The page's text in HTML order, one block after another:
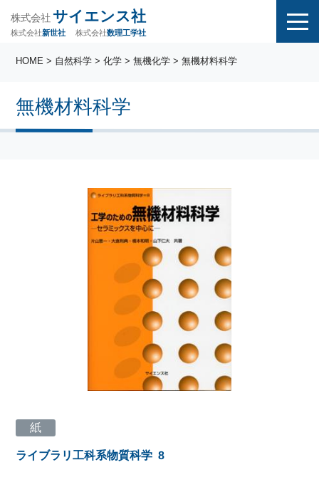
株式会社 サイエンス社
株式会社新世社 株式会社数理工学社
無機材料科学
HOME > 自然科学 >化学 >無機化学 > 無機材料科学
紙
ライブラリ工科系物質科学 8